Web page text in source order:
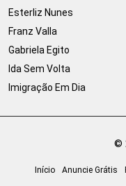
Esterliz Nunes
Franz Valla
Gabriela Egito
Ida Sem Volta
Imigração Em Dia
©
Início Anuncie Grátis